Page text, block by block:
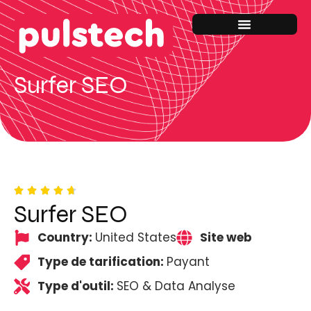
Surfer SEO
Surfer SEO
Country: United States
Site web
Type de tarification: Payant
Type d'outil: SEO & Data Analyse